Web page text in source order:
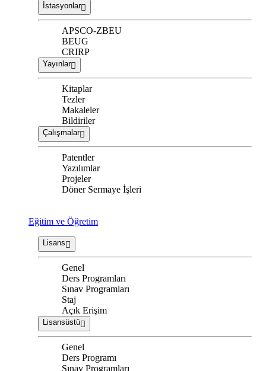
İstasyonlar
APSCO-ZBEU
BEUG
CRIRP
Yayınlar
Kitaplar
Tezler
Makaleler
Bildiriler
Çalışmalar
Patentler
Yazılımlar
Projeler
Döner Sermaye İşleri
Eğitim ve Öğretim
Lisans
Genel
Ders Programları
Sınav Programları
Staj
Açık Erişim
Lisansüstü
Genel
Ders Programı
Sınav Programları